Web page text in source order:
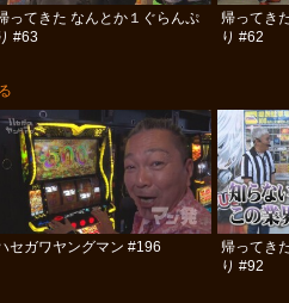
ってきた なんとか１ぐらんぷ
#63
帰ってき
り #62
セガワヤングマン #196
帰ってき
り #92